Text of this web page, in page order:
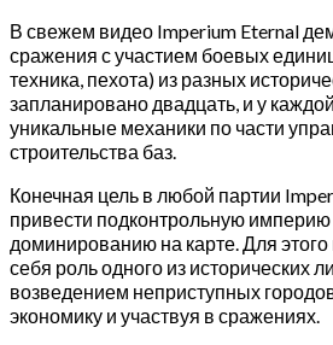
В свежем видео Imperium Eternal
сражения с участием боевых
техника, пехота) из разных
запланировано двадцать, и у
уникальные механики по части
строительства баз.
Конечная цель в любой партии
привести подконтрольную
доминированию на карте. Для
себя роль одного из исторических
возведением неприступных
экономику и участвуя в сражениях.